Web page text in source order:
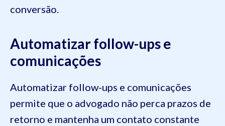
conversão.
Automatizar follow-ups e
comunicações
Automatizar follow-ups e comunicações
permite que o advogado não perca prazos de
retorno e mantenha um contato constante